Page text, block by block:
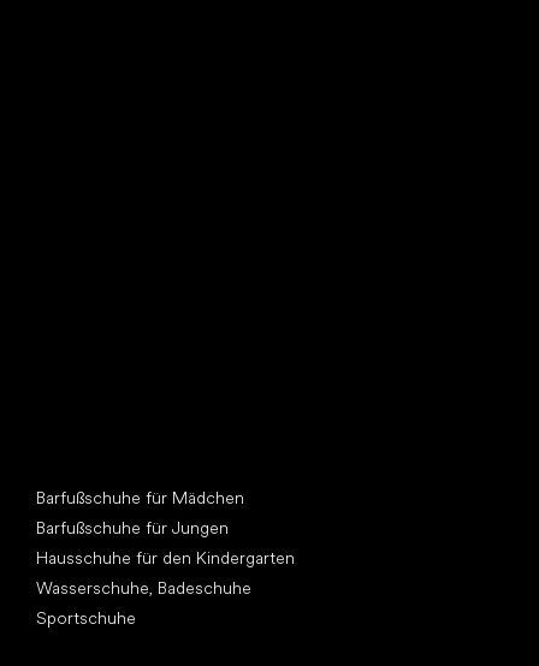
Barfußschuhe für Mädchen
Barfußschuhe für Jungen
Hausschuhe für den Kindergarten
Wasserschuhe, Badeschuhe
Sportschuhe